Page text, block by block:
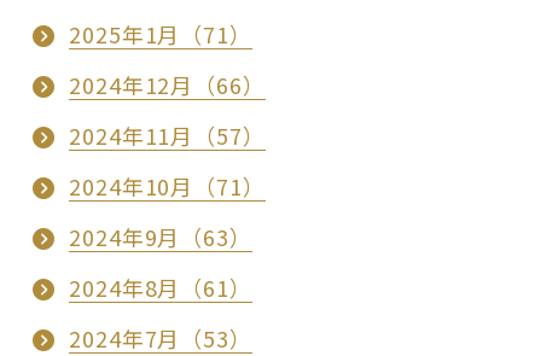
2025年1月（71）
2024年12月（66）
2024年11月（57）
2024年10月（71）
2024年9月（63）
2024年8月（61）
2024年7月（53）